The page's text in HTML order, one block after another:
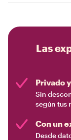
Las
Privado
Sin
según tus
Con un
Desde